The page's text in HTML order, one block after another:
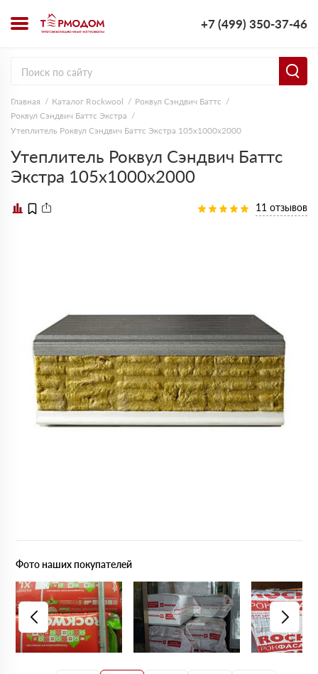
+7 (499) 350-37-46
Главная Каталог Rockwool
Роквул Сэндвич Баттс
Роквул Сэндвич Баттс Экстра
Утеплитель Роквул Сэндвич Баттс Экстра 105х1000х2000
Утеплитель Роквул Сэндвич Баттс
Экстра 105х1000х2000
11 отзывов
Фото наших покупателей